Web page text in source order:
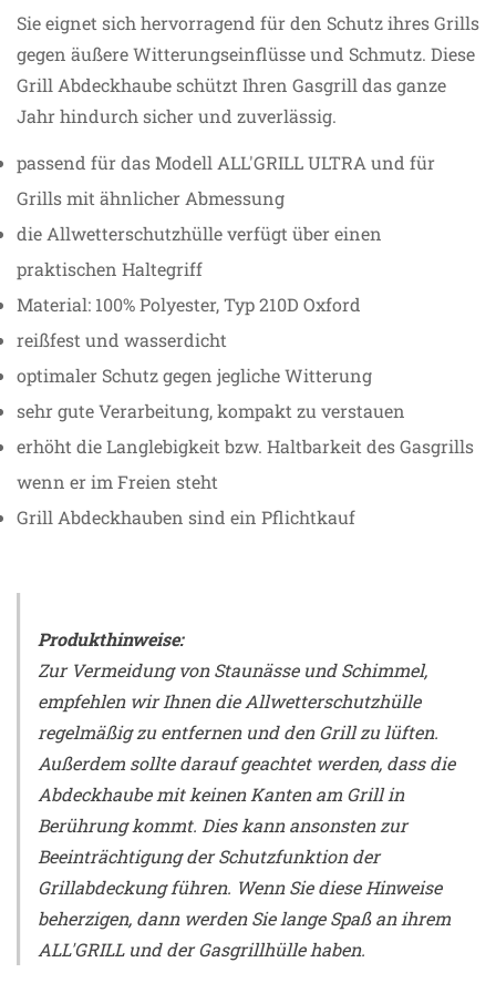
Sie eignet sich hervorragend für den Schutz ihres Grills
gegen äußere Witterungseinflüsse und Schmutz. Diese
Grill Abdeckhaube schützt Ihren Gasgrill das ganze
Jahr hindurch sicher und zuverlässig.
passend für das Modell ALL'GRILL ULTRA und für
Grills mit ähnlicher Abmessung
die Allwetterschutzhülle verfügt über einen
praktischen Haltegriff
Material: 100% Polyester, Typ 210D Oxford
reißfest und wasserdicht
optimaler Schutz gegen jegliche Witterung
sehr gute Verarbeitung, kompakt zu verstauen
erhöht die Langlebigkeit bzw. Haltbarkeit des Gasgrills
wenn er im Freien steht
Grill Abdeckhauben sind ein Pflichtkauf
Produkthinweise:
Zur Vermeidung von Staunässe und Schimmel,
empfehlen wir Ihnen die Allwetterschutzhülle
regelmäßig zu entfernen und den Grill zu lüften.
Außerdem sollte darauf geachtet werden, dass die
Abdeckhaube mit keinen Kanten am Grill in
Berührung kommt. Dies kann ansonsten zur
Beeinträchtigung der Schutzfunktion der
Grillabdeckung führen. Wenn Sie diese Hinweise
beherzigen, dann werden Sie lange Spaß an ihrem
ALL'GRILL und der Gasgrillhülle haben.